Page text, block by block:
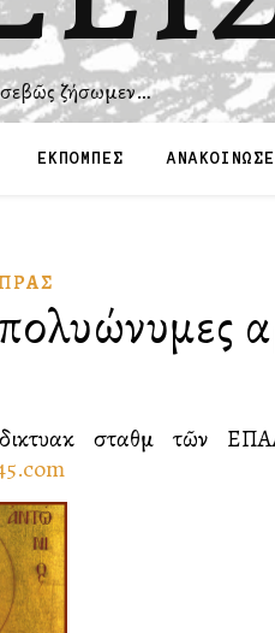
ζήσωμεν…
ΕΚΠΟΜΠΕΣ
σταθμὸ τῶν